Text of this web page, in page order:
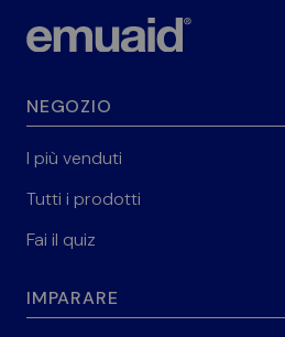
NEGOZIO
I più venduti
Tutti i prodotti
Fai il quiz
IMPARARE